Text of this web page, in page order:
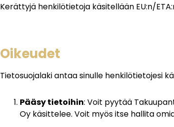
Kerättyjä henkilötietoja käsitellään EU:n/
Oikeudet
Tietosuojalaki antaa sinulle henkilötietojesi
Pääsy tietoihin: Voit pyytää
Oy käsittelee. Voit myös itse hallita